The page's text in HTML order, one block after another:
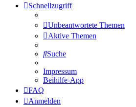
Schnellzugriff
Unbeantwortete Themen
Aktive Themen
Suche
Impressum
Beihilfe-App
FAQ
Anmelden